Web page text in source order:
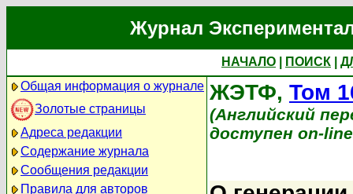
Журнал
НАЧАЛО ПОИСК
Общая информация о журнале
Золотые страницы
Адреса редакции
Содержание журнала
Сообщения редакции
Правила для авторов
ЖЭТФ, Том
(Английский
доступен on-